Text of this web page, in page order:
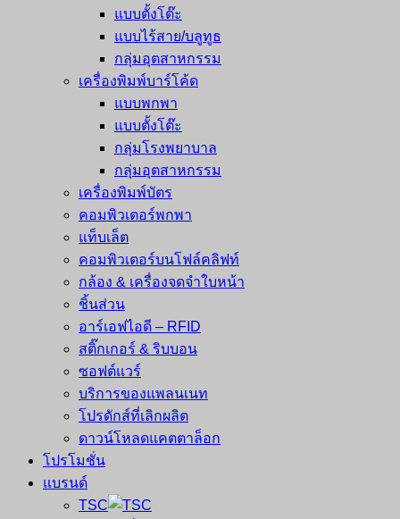
แบบตั้งโต๊ะ
แบบไร้สาย/บลูทูธ
กลุ่มอุตสาหกรรม
เครื่องพิมพ์บาร์โค้ด
แบบพกพา
แบบตั้งโต๊ะ
กลุ่มโรงพยาบาล
กลุ่มอุตสาหกรรม
เครื่องพิมพ์บัตร
คอมพิวเตอร์พกพา
แท็บเล็ต
คอมพิวเตอร์บนโฟล์คลิฟท์
กล้อง & เครื่องจดจำใบหน้า
ชิ้นส่วน
อาร์เอฟไอดี – RFID
สติ๊กเกอร์ & ริบบอน
ซอฟต์แวร์
บริการของแพลนเนท
โปรดักส์ที่เลิกผลิต
ดาวน์โหลดแคตตาล็อก
โปรโมชั่น
แบรนด์
TSC